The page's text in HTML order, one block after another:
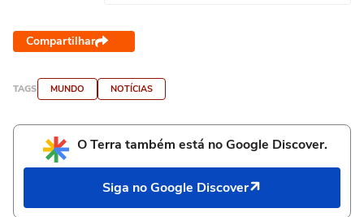
Compartilhar
TAGS MUNDO NOTÍCIAS
O Terra também está no Google Discover.
Siga no Google Discover